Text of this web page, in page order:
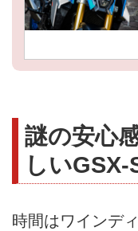
謎の安心
しいGSX-
時間はワインデ